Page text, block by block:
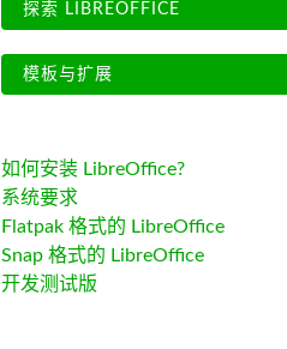
探索 LIBREOFFICE
模板与扩展
如何安装 LibreOffice?
系统要求
Flatpak 格式的 LibreOffice
Snap 格式的 LibreOffice
开发测试版